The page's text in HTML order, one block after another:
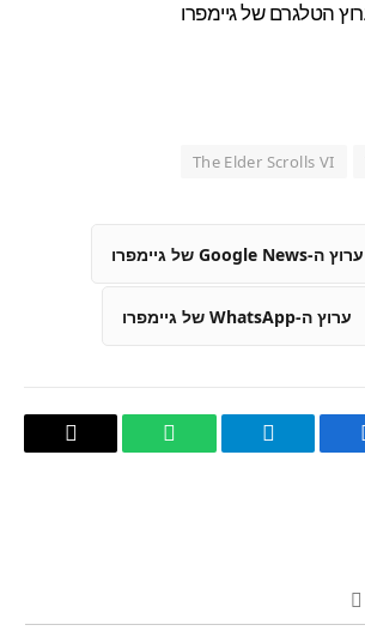
The Elder Scrolls VI
ערוץ ה-Google News של גיימפרו
ערוץ ה-WhatsApp של גיימפרו
Telegram
WhatsApp העתק